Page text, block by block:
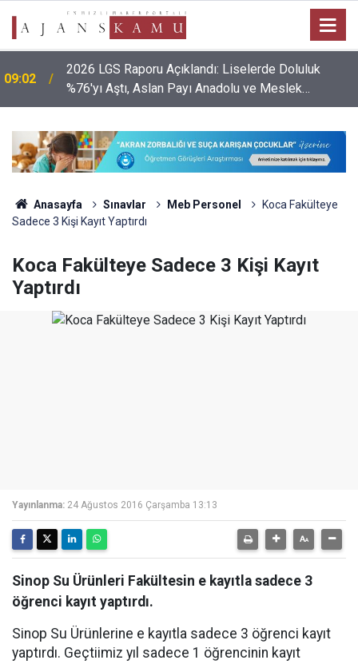
09:02
2026 LGS Raporu Açıklandı: Liselerde Doluluk
%76'yı Aştı, Aslan Payı Anadolu ve Meslek
Liselerinin!
Anasayfa Sınavlar Meb Personel
Koca Fakülteye
Sadece 3 Kişi Kayıt Yaptırdı
Koca Fakülteye Sadece 3 Kişi Kayıt
Yaptırdı
Yayınlanma: 24 Ağustos 2016 Çarşamba 13:13
Sinop Su Ürünleri Fakültesin e kayıtla sadece 3
öğrenci kayıt yaptırdı.
Sinop Su Ürünlerine e kayıtla sadece 3 öğrenci kayıt
yaptırdı. Geçtiimiz yıl sadece 1 öğrencinin kayıt